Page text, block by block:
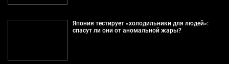
Япония тестирует «холодильники для людей»:
спасут ли они от аномальной жары?